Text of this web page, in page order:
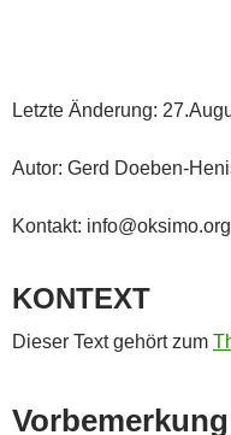
Letzte Änderung:
Autor: Gerd Doeben-
Kontakt: info@oksimo.org
KONTEXT
Dieser Text gehört zum
Vorbemerkung